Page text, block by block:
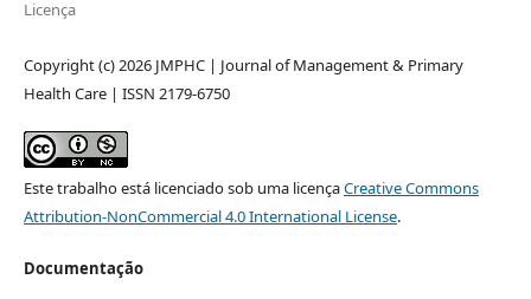
Licença
Copyright (c) 2026 JMPHC | Journal of Management & Primary
Health Care | ISSN 2179-6750
Este trabalho está licenciado sob uma licençaCreative Commons
Attribution-NonCommercial 4.0 International License.
Documentação